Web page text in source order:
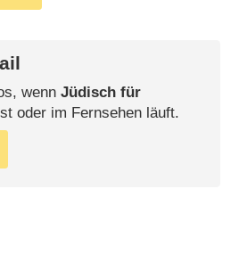
wenn Jüdisch für
oder im Fernsehen läuft.